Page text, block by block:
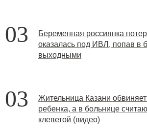
03
Беременная россиянка
оказалась под ИВЛ, попав в
выходными
03
Жительница Казани
ребенка, а в больнице
клеветой (видео)